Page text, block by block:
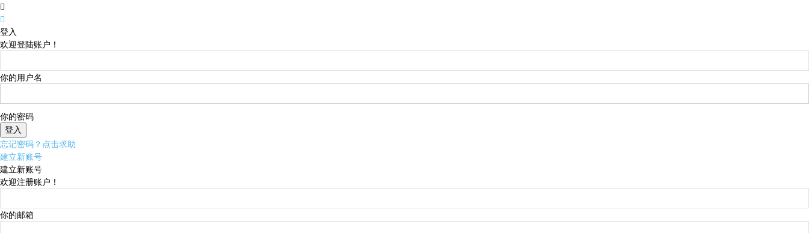
登入
欢迎登陆账户！
你的用户名
你的密码
忘记密码？点击求助
建立新账号
建立新账号
欢迎注册账户！
你的邮箱